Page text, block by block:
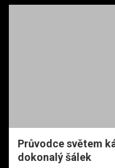
Průvodce světem
dokonalý šálek